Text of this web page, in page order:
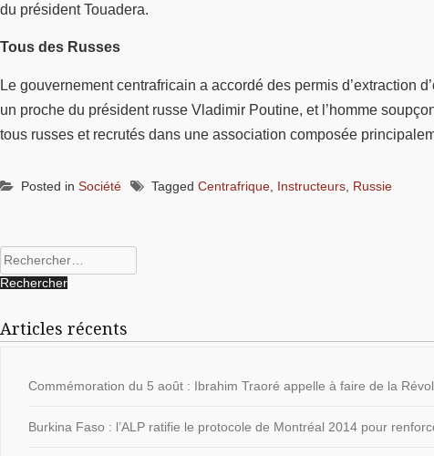
du président Touadera.
Tous des Russes
Le gouvernement centrafricain a accordé des permis d’extraction
un proche du président russe Vladimir Poutine, et l’homme
tous russes et recrutés dans une association composée
Posted in Société Tagged Centrafrique Instructeurs Russie
Rechercher :
Articles récents
Commémoration du 5 août : Ibrahim Traoré appelle à faire de la
Burkina Faso : l’ALP ratifie le protocole de Montréal 2014 pour